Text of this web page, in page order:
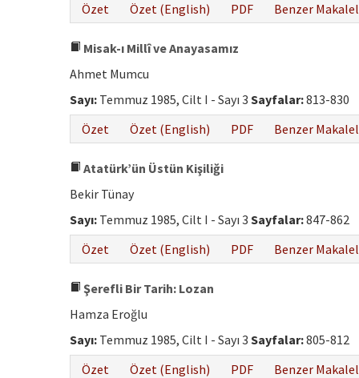
Özet
Özet (English) PDF Benzer
Misak-ı Millî ve Anayasamız
Ahmet Mumcu
Sayı: Temmuz 1985, Cilt I - Sayı 3 Sayfalar:813-830
Özet
Özet (English) PDF Benzer
Atatürk’ün Üstün Kişiliği
Bekir Tünay
Sayı: Temmuz 1985, Cilt I - Sayı 3 Sayfalar:847-862
Özet
Özet (English) PDF Benzer
Şerefli Bir Tarih: Lozan
Hamza Eroğlu
Sayı: Temmuz 1985, Cilt I - Sayı 3 Sayfalar:805-812
Özet
Özet (English) PDF Benzer